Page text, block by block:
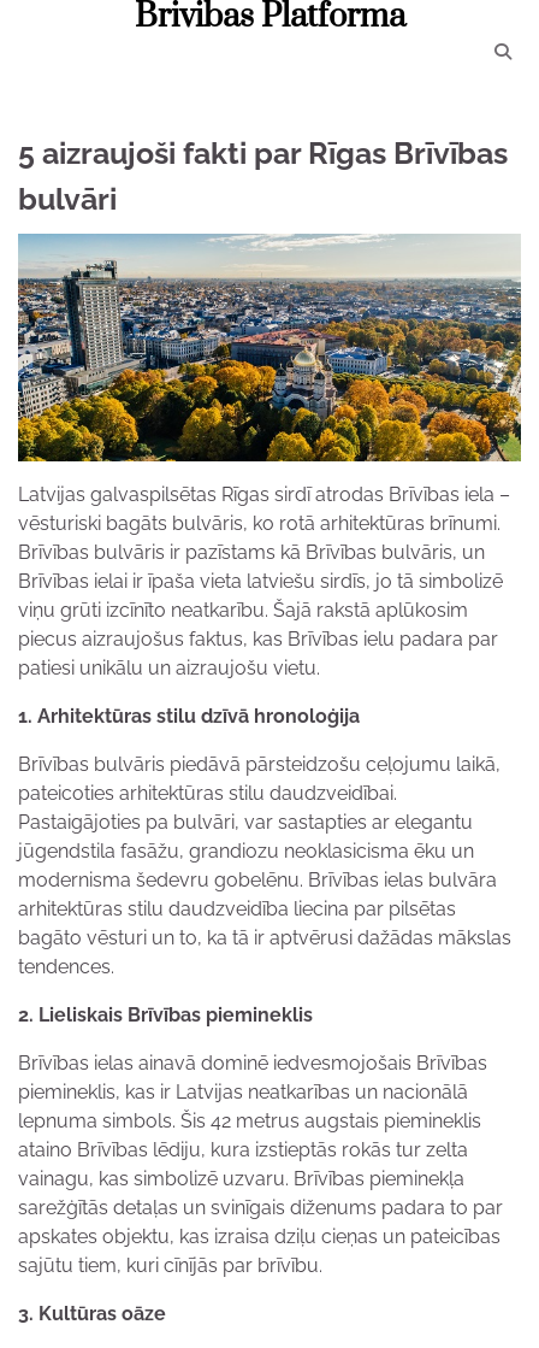
Brivibas Platforma
5 aizraujoši fakti par Rīgas Brīvības
bulvāri
Latvijas galvaspilsētas Rīgas sirdī atrodas Brīvības iela –
vēsturiski bagāts bulvāris, ko rotā arhitektūras brīnumi.
Brīvības bulvāris ir pazīstams kā Brīvības bulvāris, un
Brīvības ielai ir īpaša vieta latviešu sirdīs, jo tā simbolizē
viņu grūti izcīnīto neatkarību. Šajā rakstā aplūkosim
piecus aizraujošus faktus, kas Brīvības ielu padara par
patiesi unikālu un aizraujošu vietu.
1. Arhitektūras stilu dzīvā hronoloģija
Brīvības bulvāris piedāvā pārsteidzošu ceļojumu laikā,
pateicoties arhitektūras stilu daudzveidībai.
Pastaigājoties pa bulvāri, var sastapties ar elegantu
jūgendstila fasāžu, grandiozu neoklasicisma ēku un
modernisma šedevru gobelēnu. Brīvības ielas bulvāra
arhitektūras stilu daudzveidība liecina par pilsētas
bagāto vēsturi un to, ka tā ir aptvērusi dažādas mākslas
tendences.
2. Lieliskais Brīvības piemineklis
Brīvības ielas ainavā dominē iedvesmojošais Brīvības
piemineklis, kas ir Latvijas neatkarības un nacionālā
lepnuma simbols. Šis 42 metrus augstais piemineklis
ataino Brīvības lēdiju, kura izstieptās rokās tur zelta
vainagu, kas simbolizē uzvaru. Brīvības pieminekļa
sarežģītās detaļas un svinīgais diženums padara to par
apskates objektu, kas izraisa dziļu cieņas un pateicības
sajūtu tiem, kuri cīnījās par brīvību.
3. Kultūras oāze